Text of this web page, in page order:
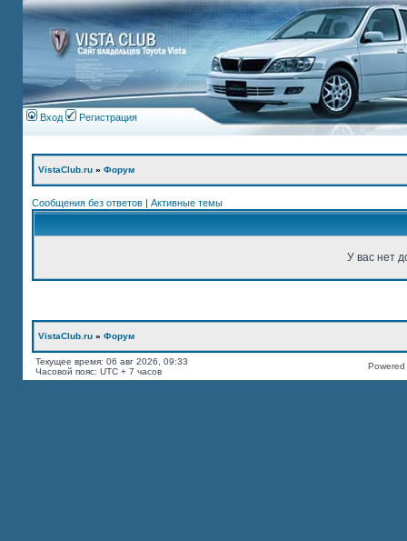
Вход Регистрация
VistaClub.ru » Форум
Сообщения без ответов | Активные темы
У вас нет
VistaClub.ru » Форум
Текущее время: 06 авг 2026, 09:33
Часовой пояс: UTC + 7 часов